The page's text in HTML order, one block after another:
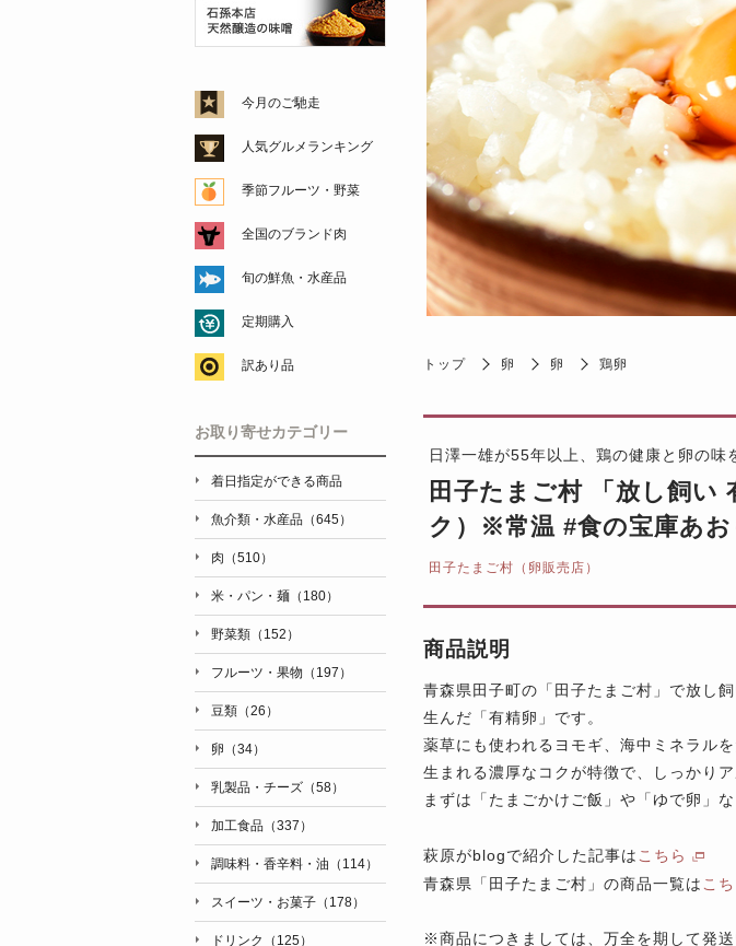
トップ 卵 卵 鶏卵
日澤一雄が55年以上、鶏の健康と卵の味
田子たまご村 「放し飼い
ク）※常温 #食の宝庫あお
田子たまご村（卵販売店）
商品説明
青森県田子町の「田子たまご村」で放し
生んだ「有精卵」です。
薬草にも使われるヨモギ、海中ミネラル
生まれる濃厚なコクが特徴で、しっかり
まずは「たまごかけご飯」や「ゆで卵」
萩原がblogで紹介した記事は こちら
青森県「田子たまご村」の商品一覧は こ
※商品につきましては、万全を期して発
今月のご馳走
人気グルメランキング
季節フルーツ・野菜
全国のブランド肉
旬の鮮魚・水産品
定期購入
訳あり品
お取り寄せカテゴリー
着日指定ができる商品
魚介類・水産品（645）
肉（510）
米・パン・麺（180）
野菜類（152）
フルーツ・果物（197）
豆類（26）
卵（34）
乳製品・チーズ（58）
加工食品（337）
調味料・香辛料・油（114）
スイーツ・お菓子（178）
ドリンク（125）